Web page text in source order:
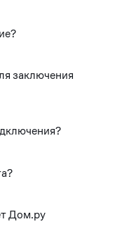
заключения
Дом.ру